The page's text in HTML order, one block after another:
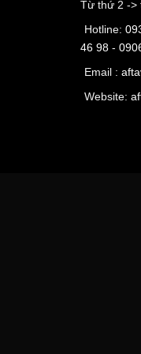
Từ thứ 2 ->
Hotline:
46 98 -
Email :
Website: